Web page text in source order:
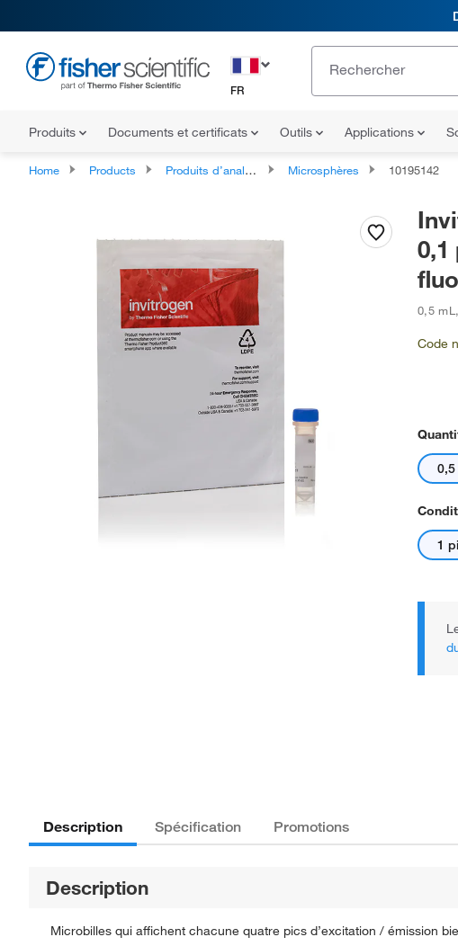
FR
Produits Documents et certificats Outils Applications
Home Products Produits d’analyse cellulaire Microsphères 10195142
0,5 mL ,
Code
1
Description Spécification Promotions
Description
Microbilles qui affichent chacune quatre pics d’excitation / émission